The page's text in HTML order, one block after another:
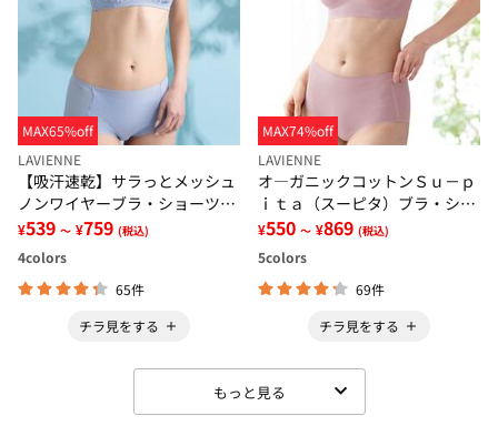
MAX65%off
LAVIENNE
【吸汗速乾】サラっとメッシュ
ノンワイヤーブラ・ショーツ
（別売）
¥539 ～ ¥759 (税込)
4colors
65件
チラ見をする
MAX74%off
LAVIENNE
オ―ガニックコットンＳｕ－ｐ
ｉｔａ（スーピタ）ブラ・ショ
ーツ（別売）
¥550 ～ ¥869 (税込)
5colors
69件
チラ見をする
もっと見る